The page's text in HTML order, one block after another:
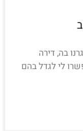
בה, דירה
לי לגדל בהם